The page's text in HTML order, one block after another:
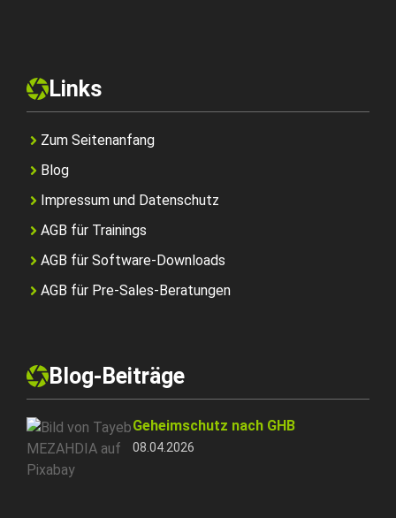
Links
Zum Seitenanfang
Blog
Impressum und Datenschutz
AGB für Trainings
AGB für Software-Downloads
AGB für Pre-Sales-Beratungen
Blog-Beiträge
Geheimschutz nach GHB
08.04.2026